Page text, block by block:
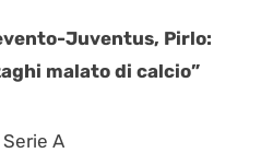
Juventus, Pirlo:
malato di calcio”
Serie A